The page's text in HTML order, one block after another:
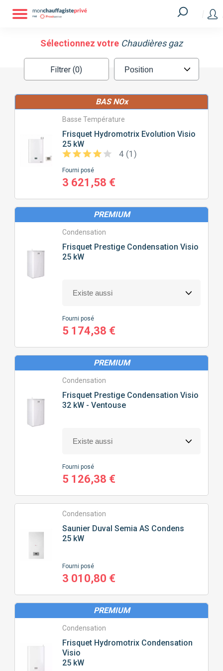
MARQUE
ATLANTIC CHAFFOTEAUX
FRISQUET SAUNIER DUVAL
VIESSMANN
SURFACEÀ CHAUFFER (M2)
< 50M²
200M² À 250M²
DE SALLE DE BAIN
2 DOUCHES/BAIGNOIRES
TYPEDE CHAUDIÈRE
DE LA CHAUDIÈRE
MURALE SOL
J'ajoute des précisions
Fonctionnalité
CONNECTIVITÉ (60)
Sélectionnez votre Chaudières gaz
Filtrer (0)
BAS NOx
Basse Température
Frisquet Hydromotrix Evolution Visio
25 kW
4 (1)
Fourni posé
3 621,58 €
PREMIUM
Condensation
Frisquet Prestige Condensation Visio
25 kW
Fourni posé
5 174,38 €
PREMIUM
Condensation
Frisquet Prestige Condensation Visio
32 kW - Ventouse
Fourni posé
5 126,38 €
Condensation
Saunier Duval Semia AS Condens
25 kW
Fourni posé
3 010,80 €
PREMIUM
Condensation
Frisquet Hydromotrix Condensation
Visio
25 kW